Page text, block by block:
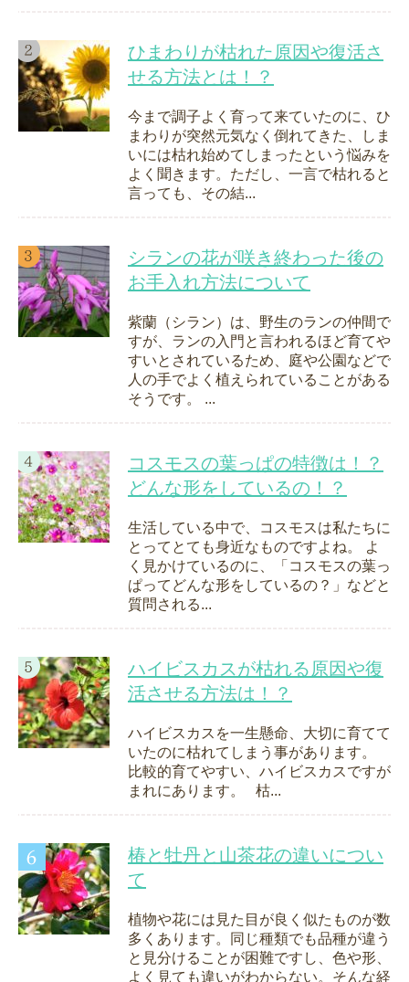
ひまわりが枯れた原因や復活さ
せる方法とは！？
今まで調子よく育って来ていたのに、ひ
まわりが突然元気なく倒れてきた、しま
いには枯れ始めてしまったという悩みを
よく聞きます。ただし、一言で枯れると
言っても、その結...
シランの花が咲き終わった後の
お手入れ方法について
紫蘭（シラン）は、野生のランの仲間で
すが、ランの入門と言われるほど育てや
すいとされているため、庭や公園などで
人の手でよく植えられていることがある
そうです。 ...
コスモスの葉っぱの特徴は！？
どんな形をしているの！？
生活している中で、コスモスは私たちに
とってとても身近なものですよね。 よ
く見かけているのに、「コスモスの葉っ
ぱってどんな形をしているの？」などと
質問される...
ハイビスカスが枯れる原因や復
活させる方法は！？
ハイビスカスを一生懸命、大切に育てて
いたのに枯れてしまう事があります。
比較的育てやすい、ハイビスカスですが
まれにあります。 枯...
椿と牡丹と山茶花の違いについ
て
植物や花には見た目が良く似たものが数
多くあります。同じ種類でも品種が違う
と見分けることが困難ですし、色や形、
よく見ても違いがわからない。そんな経